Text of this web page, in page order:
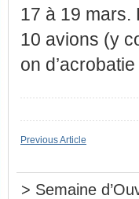
17 à 19 mars.
10 avions (y
on
Previous Article
> Semaine